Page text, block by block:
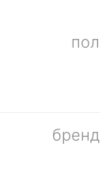
пол
бренд